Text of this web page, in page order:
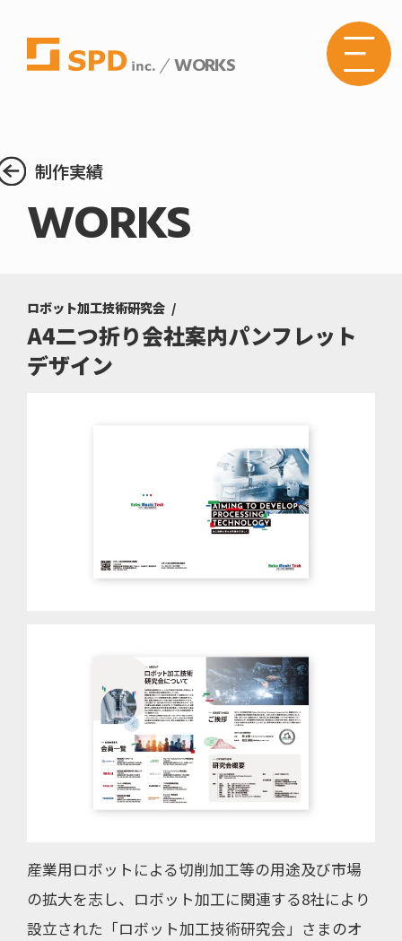
WORKS
制作実績
WORKS
ロボット加工技術研究会
A4二つ折り会社案内パンフレット
デザイン
産業用ロボットによる切削加工等の用途及び市場
の拡大を志し、ロボット加工に関連する8社により
設立された「ロボット加工技術研究会」さまのオ